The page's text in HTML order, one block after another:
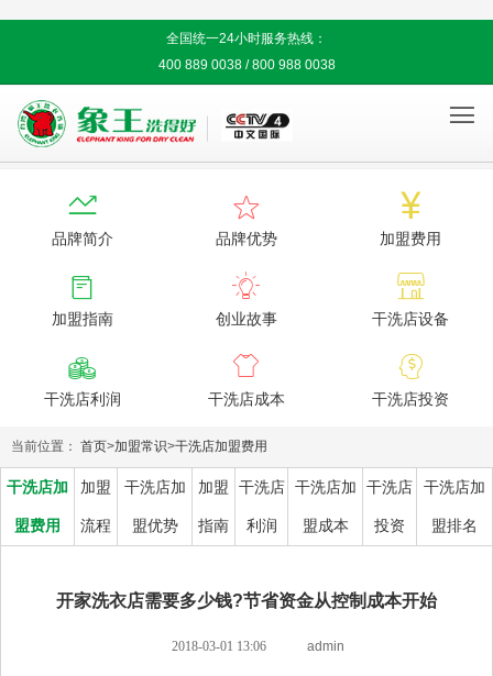
全国统一24小时服务热线：
400 889 0038 / 800 988 0038


品牌简介

品牌优势

加盟费用

加盟指南

创业故事

干洗店设备

干洗店利润

干洗店成本

干洗店投资
当前位置： 首页>加盟常识>干洗店加盟费用
干洗店加
盟费用
加盟
流程
干洗店加
盟优势
加盟
指南
干洗店
利润
干洗店加
盟成本
干洗店
投资
干洗店加
盟排名
开家洗衣店需要多少钱?节省资金从控制成本开始
2018-03-01 13:06 admin